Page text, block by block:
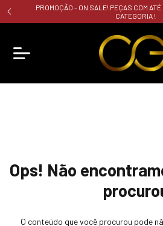
PROMOÇÃO - ON SALE! PEÇAS COM
CATEGORIA !
Ops! Não
O conteúdo que você procurou pode